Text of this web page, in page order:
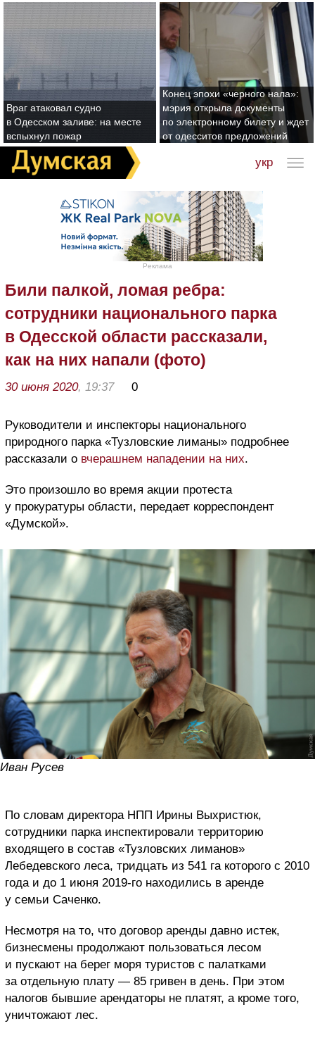
Враг атаковал судно
в Одесском заливе: на месте
вспыхнул пожар
Конец эпохи «черного нала»:
мэрия открыла документы
по электронному билету и ждет
от одесситов предложений
укр
Реклама
Били палкой, ломая ребра:
сотрудники национального парка
в Одесской области рассказали,
как на них напали (фото)
30 июня 2020, 19:37 0
Руководители и инспекторы национального
природного парка «Тузловские лиманы» подробнее
рассказали о вчерашнем нападении на них.
Это произошло во время акции протеста
у прокуратуры области, передает корреспондент
«Думской».
Иван Русев
По словам директора НПП Ирины Выхристюк,
сотрудники парка инспектировали территорию
входящего в состав «Тузловских лиманов»
Лебедевского леса, тридцать из 541 га которого с 2010
года и до 1 июня 2019-го находились в аренде
у семьи Саченко.
Несмотря на то, что договор аренды давно истек,
бизнесмены продолжают пользоваться лесом
и пускают на берег моря туристов с палатками
за отдельную плату — 85 гривен в день. При этом
налогов бывшие арендаторы не платят, а кроме того,
уничтожают лес.